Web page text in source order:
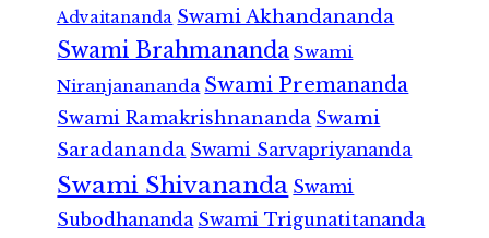
Advaitananda Swami Akhandananda
Swami Brahmananda Swami
Niranjanananda Swami Premananda
Swami Ramakrishnananda Swami
Saradananda Swami Sarvapriyananda
Swami Shivananda Swami
Subodhananda Swami Trigunatitananda